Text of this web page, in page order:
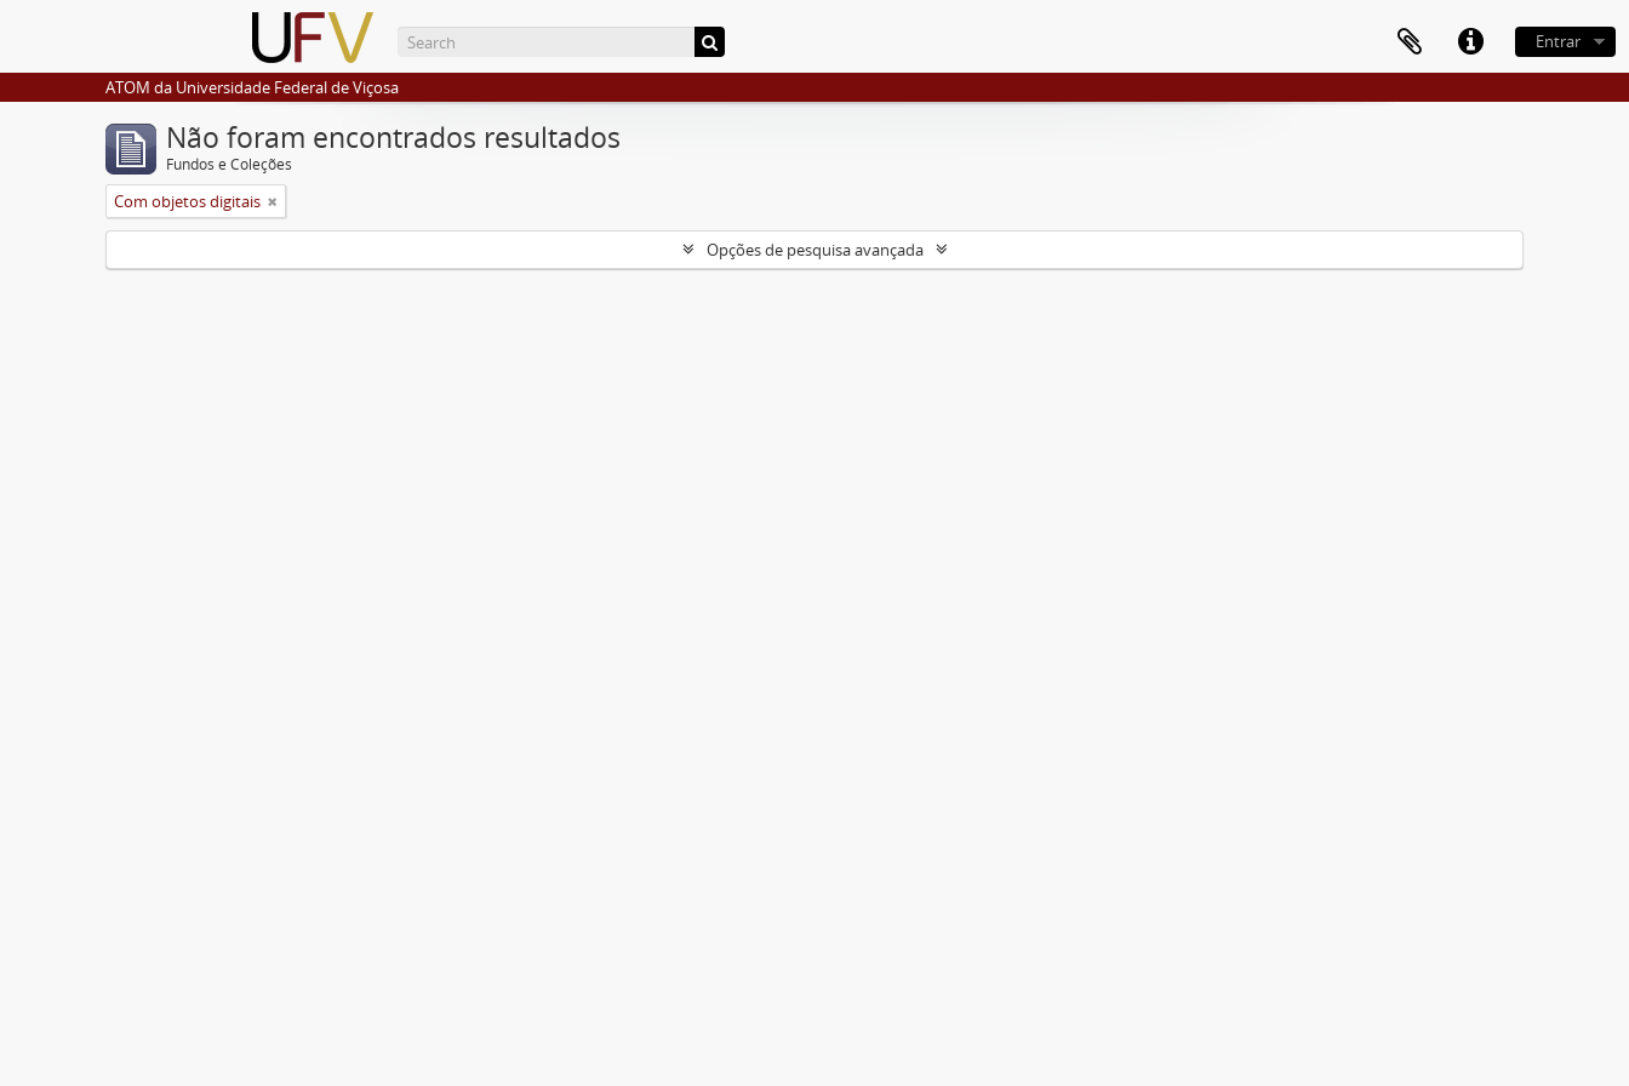
Entrar
ATOM da Universidade Federal de Viçosa
Não foram encontrados resultados
Fundos e Coleções
Com objetos digitais
Opções de pesquisa avançada